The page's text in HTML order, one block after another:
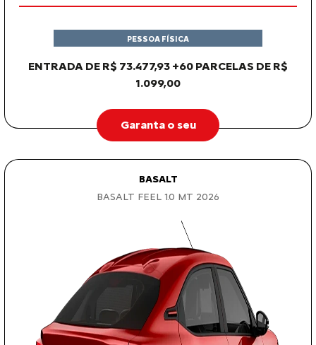
ENTRADA DE R$ 73.477,93 +60 PARCELAS DE R$
1.099,00
PESSOA FÍSICA
Garanta o seu
BASALT
BASALT FEEL 1.0 MT 2026